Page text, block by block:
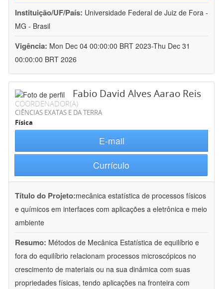
Instituição/UF/País: Universidade Federal de Juiz de Fora -
MG - Brasil
Vigência: Mon Dec 04 00:00:00 BRT 2023-Thu Dec 31
00:00:00 BRT 2026
Fabio David Alves Aarao Reis
COORDENADOR(A)
CIÊNCIAS EXATAS E DA TERRA
Física
E-mail
Currículo
Título do Projeto:mecânica estatística de processos físicos
e químicos em interfaces com aplicações a eletrônica e meio
ambiente
Resumo: Métodos de Mecânica Estatística de equilíbrio e
fora do equilíbrio relacionam processos microscópicos no
crescimento de materiais ou na sua dinâmica com suas
propriedades físicas, tendo aplicações na fronteira com